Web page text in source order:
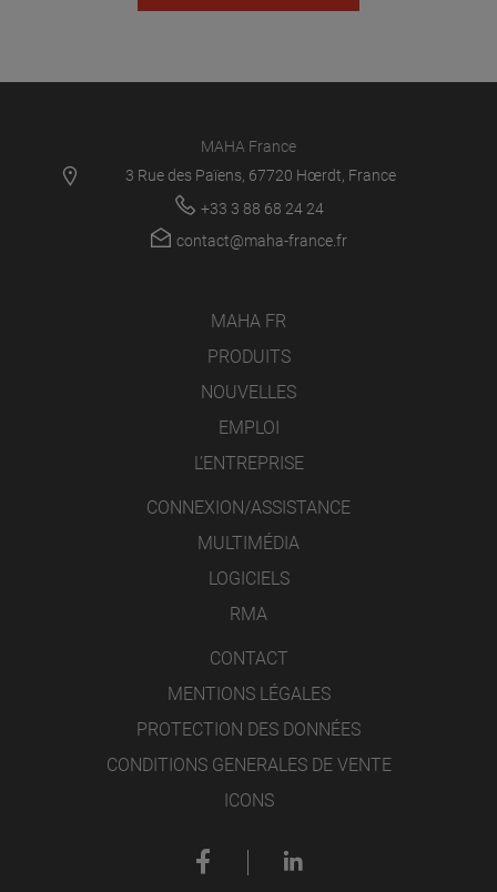
MAHA France
3 Rue des Païens, 67720 Hœrdt, France
+33 3 88 68 24 24
contact@maha-france.fr
MAHA FR
PRODUITS
NOUVELLES
EMPLOI
L’ENTREPRISE
CONNEXION/ASSISTANCE
MULTIMÉDIA
LOGICIELS
RMA
CONTACT
MENTIONS LÉGALES
PROTECTION DES DONNÉES
CONDITIONS GENERALES DE VENTE
ICONS